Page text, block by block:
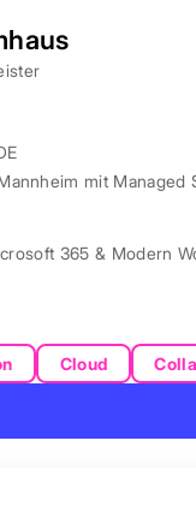
mit
365 & Modern
Cloud